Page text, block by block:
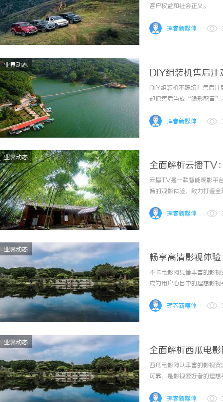
客户权益和社会正义。
珲春新媒体
业界动态
DIY组装机售后注
DIY组装机不踩坑！售后
却把售后当成“隐形配置”
的“售后刺客”1.配件来源
珲春新媒体
业界动态
全面解析云播TV
云播TV是一款智能观影平
畅的观影体验，致力打造
珲春新媒体
业界动态
畅享高清影视体
不卡电影网凭借丰富的影
成为用户心目中的理想影视
珲春新媒体
业界动态
全面解析西瓜电
西瓜电影网以丰富的影视
可靠，是影视爱好者的理想
珲春新媒体